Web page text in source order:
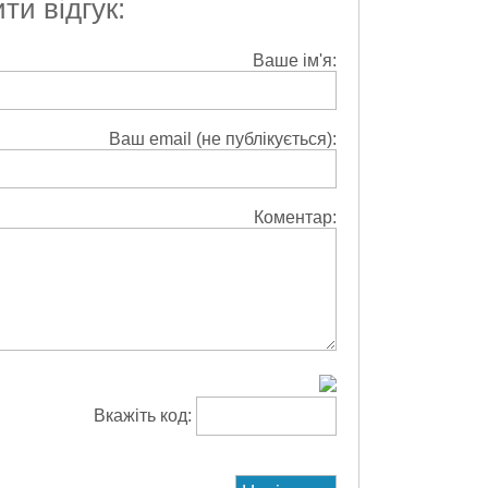
відгук:
Ваше ім'я:
Ваш email (не публікується):
Коментар:
Вкажіть код: